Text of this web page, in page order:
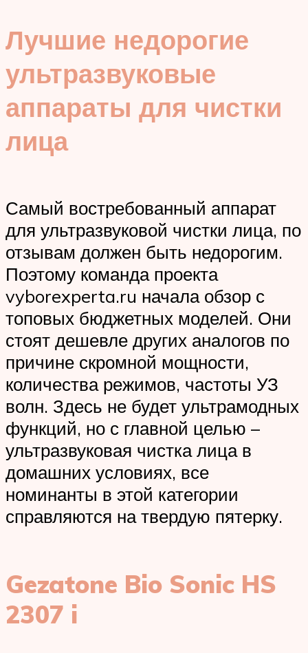
Лучшие недорогие
ультразвуковые
аппараты для чистки
лица
Самый востребованный аппарат
для ультразвуковой чистки лица, по
отзывам должен быть недорогим.
Поэтому команда проекта
vyborexperta.ru начала обзор с
топовых бюджетных моделей. Они
стоят дешевле других аналогов по
причине скромной мощности,
количества режимов, частоты УЗ
волн. Здесь не будет ультрамодных
функций, но с главной целью –
ультразвуковая чистка лица в
домашних условиях, все
номинанты в этой категории
справляются на твердую пятерку.
Gezatone Bio Sonic HS
2307 i